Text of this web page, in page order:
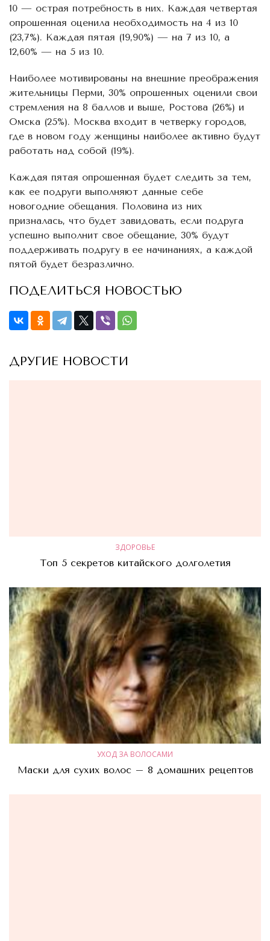
10 — острая потребность в них. Каждая четвертая
опрошенная оценила необходимость на 4 из 10
(23,7%). Каждая пятая (19,90%) — на 7 из 10, а
12,60% — на 5 из 10.
Наиболее мотивированы на внешние преображения
жительницы Перми, 30% опрошенных оценили свои
стремления на 8 баллов и выше, Ростова (26%) и
Омска (25%). Москва входит в четверку городов,
где в новом году женщины наиболее активно будут
работать над собой (19%).
Каждая пятая опрошенная будет следить за тем,
как ее подруги выполняют данные себе
новогодние обещания. Половина из них
призналась, что будет завидовать, если подруга
успешно выполнит свое обещание, 30% будут
поддерживать подругу в ее начинаниях, а каждой
пятой будет безразлично.
ПОДЕЛИТЬСЯ НОВОСТЬЮ
ДРУГИЕ НОВОСТИ
ЗДОРОВЬЕ
Топ 5 секретов китайского долголетия
УХОД ЗА ВОЛОСАМИ
Маски для сухих волос – 8 домашних рецептов